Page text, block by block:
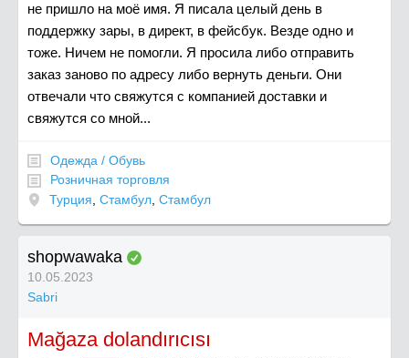
не пришло на моё имя. Я писала целый день в
поддержку зары, в директ, в фейсбук. Везде одно и
тоже. Ничем не помогли. Я просила либо отправить
заказ заново по адресу либо вернуть деньги. Они
отвечали что свяжутся с компанией доставки и
свяжутся со мной...
Одежда / Обувь
Розничная торговля
Турция Стамбул Стамбул
shopwawaka
10.05.2023
Sabri
Mağaza dolandırıcısı